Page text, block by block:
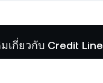
มเกี่ยวกับ Credit Line